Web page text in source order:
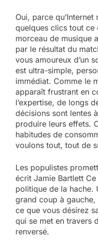
Oui, parce
quelques clics tout ce
morceau de musique
par le résultat du
vous amoureux d’un
est ultra-simple,
immédiat. Comme le
apparaît frustrant en
l’expertise, de longs
décisions sont lentes
produire leurs effets.
habitudes de
voulons tout, tout de
Les populistes
écrit Jamie Bartlett Ce
politique de la hache.
grand coup à
ce que vous désirez
qui se met en travers
renversé.